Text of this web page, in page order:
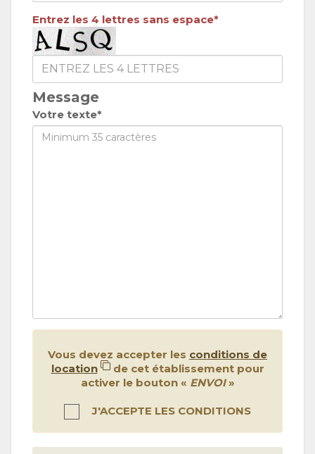
Entrez les 4 lettres sans espace*
Message
Votre texte*
Vous devez accepter les conditions de
location
de cet établissement pour
activer le bouton « ENVOI»
J'ACCEPTE LES CONDITIONS